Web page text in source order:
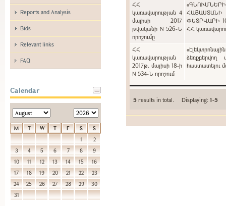
Reports and Analysis
Bids
Relevant links
FAQ
Calendar
M T W T F S
S
1
2
3
4 5 6 7 8
9
10
11 12 13 14 15
16
17
18 19 20 21 22
23
24
25 26 27 28 29
30
31
ՀՀ
կառավարության 4
մայիսի 2017
թվականի N 526-Ն
որոշումը
ՓԵՏՐՎԱՐԻ
ՀՀ
ՀՀ
կառավարության
2017թ. մայիսի 18-ի
N 534-Ն որոշում
ձեռքբերվող
հաստատելու
5 results in total. Displaying:1-5